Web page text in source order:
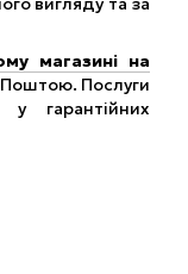
магазині на
Поштою. Послуги
у гарантійних